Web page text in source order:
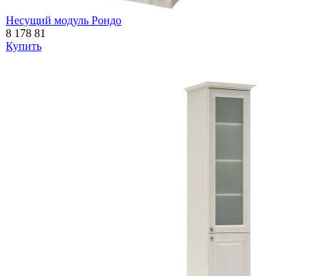
Несущий модуль Рондо
8 178 81
Купить